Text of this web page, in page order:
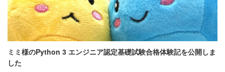
ミミ様のPython 3 エンジニア認定基礎試験合格体験記を公開しま
した